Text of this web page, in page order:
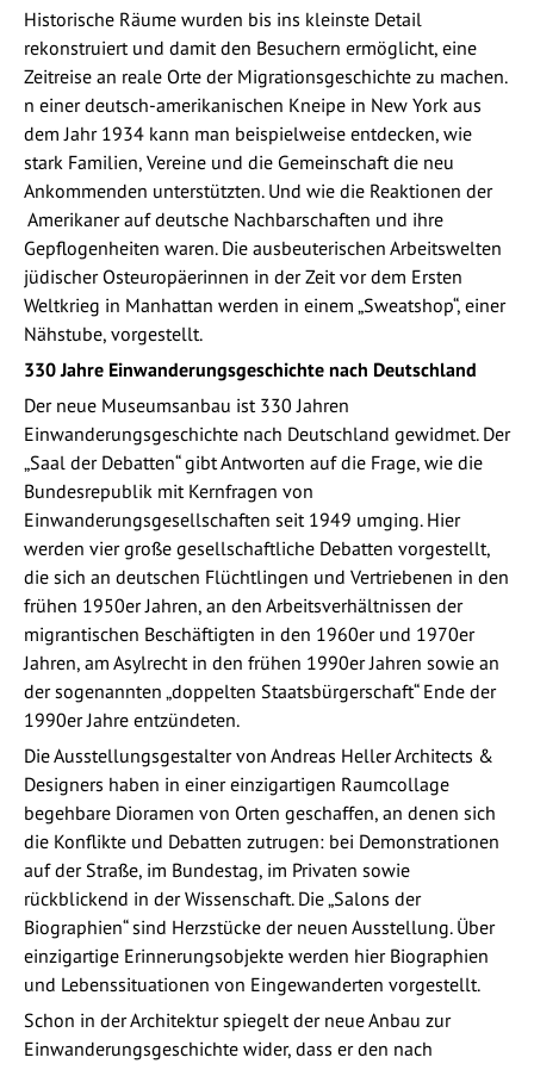
Historische Räume wurden bis ins kleinste Detail
rekonstruiert und damit den Besuchern ermöglicht, eine
Zeitreise an reale Orte der Migrationsgeschichte zu machen.
n einer deutsch-amerikanischen Kneipe in New York aus
dem Jahr 1934 kann man beispielweise entdecken, wie
stark Familien, Vereine und die Gemeinschaft die neu
Ankommenden unterstützten. Und wie die Reaktionen der
Amerikaner auf deutsche Nachbarschaften und ihre
Gepflogenheiten waren. Die ausbeuterischen Arbeitswelten
jüdischer Osteuropäerinnen in der Zeit vor dem Ersten
Weltkrieg in Manhattan werden in einem „Sweatshop“, einer
Nähstube, vorgestellt.
330 Jahre Einwanderungsgeschichte nach Deutschland
Der neue Museumsanbau ist 330 Jahren
Einwanderungsgeschichte nach Deutschland gewidmet. Der
„Saal der Debatten“ gibt Antworten auf die Frage, wie die
Bundesrepublik mit Kernfragen von
Einwanderungsgesellschaften seit 1949 umging. Hier
werden vier große gesellschaftliche Debatten vorgestellt,
die sich an deutschen Flüchtlingen und Vertriebenen in den
frühen 1950er Jahren, an den Arbeitsverhältnissen der
migrantischen Beschäftigten in den 1960er und 1970er
Jahren, am Asylrecht in den frühen 1990er Jahren sowie an
der sogenannten „doppelten Staatsbürgerschaft“ Ende der
1990er Jahre entzündeten.
Die Ausstellungsgestalter von Andreas Heller Architects &
Designers haben in einer einzigartigen Raumcollage
begehbare Dioramen von Orten geschaffen, an denen sich
die Konflikte und Debatten zutrugen: bei Demonstrationen
auf der Straße, im Bundestag, im Privaten sowie
rückblickend in der Wissenschaft. Die „Salons der
Biographien“ sind Herzstücke der neuen Ausstellung. Über
einzigartige Erinnerungsobjekte werden hier Biographien
und Lebenssituationen von Eingewanderten vorgestellt.
Schon in der Architektur spiegelt der neue Anbau zur
Einwanderungsgeschichte wider, dass er den nach